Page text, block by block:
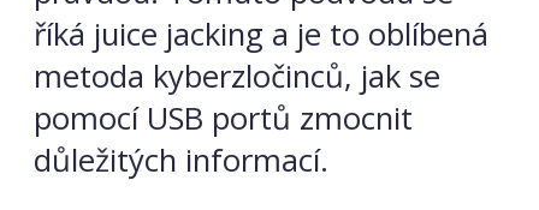
říká juice jacking a je to oblíbená
metoda kyberzločinců, jak se
pomocí USB portů zmocnit
důležitých informací.